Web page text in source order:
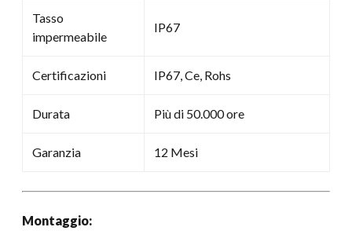
Tasso
impermeabile
IP67
Certificazioni IP67, Ce, Rohs
Durata Più di 50.000 ore
Garanzia 12 Mesi
Montaggio: